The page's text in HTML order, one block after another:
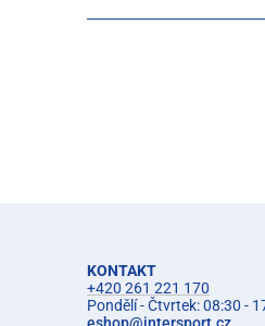
KONTAKT
+420 261 221 170
Pondělí - Čtvrtek: 08:30 -